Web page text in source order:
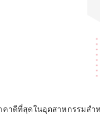
าดีที่สุดในอุตสาหกรรมสำ